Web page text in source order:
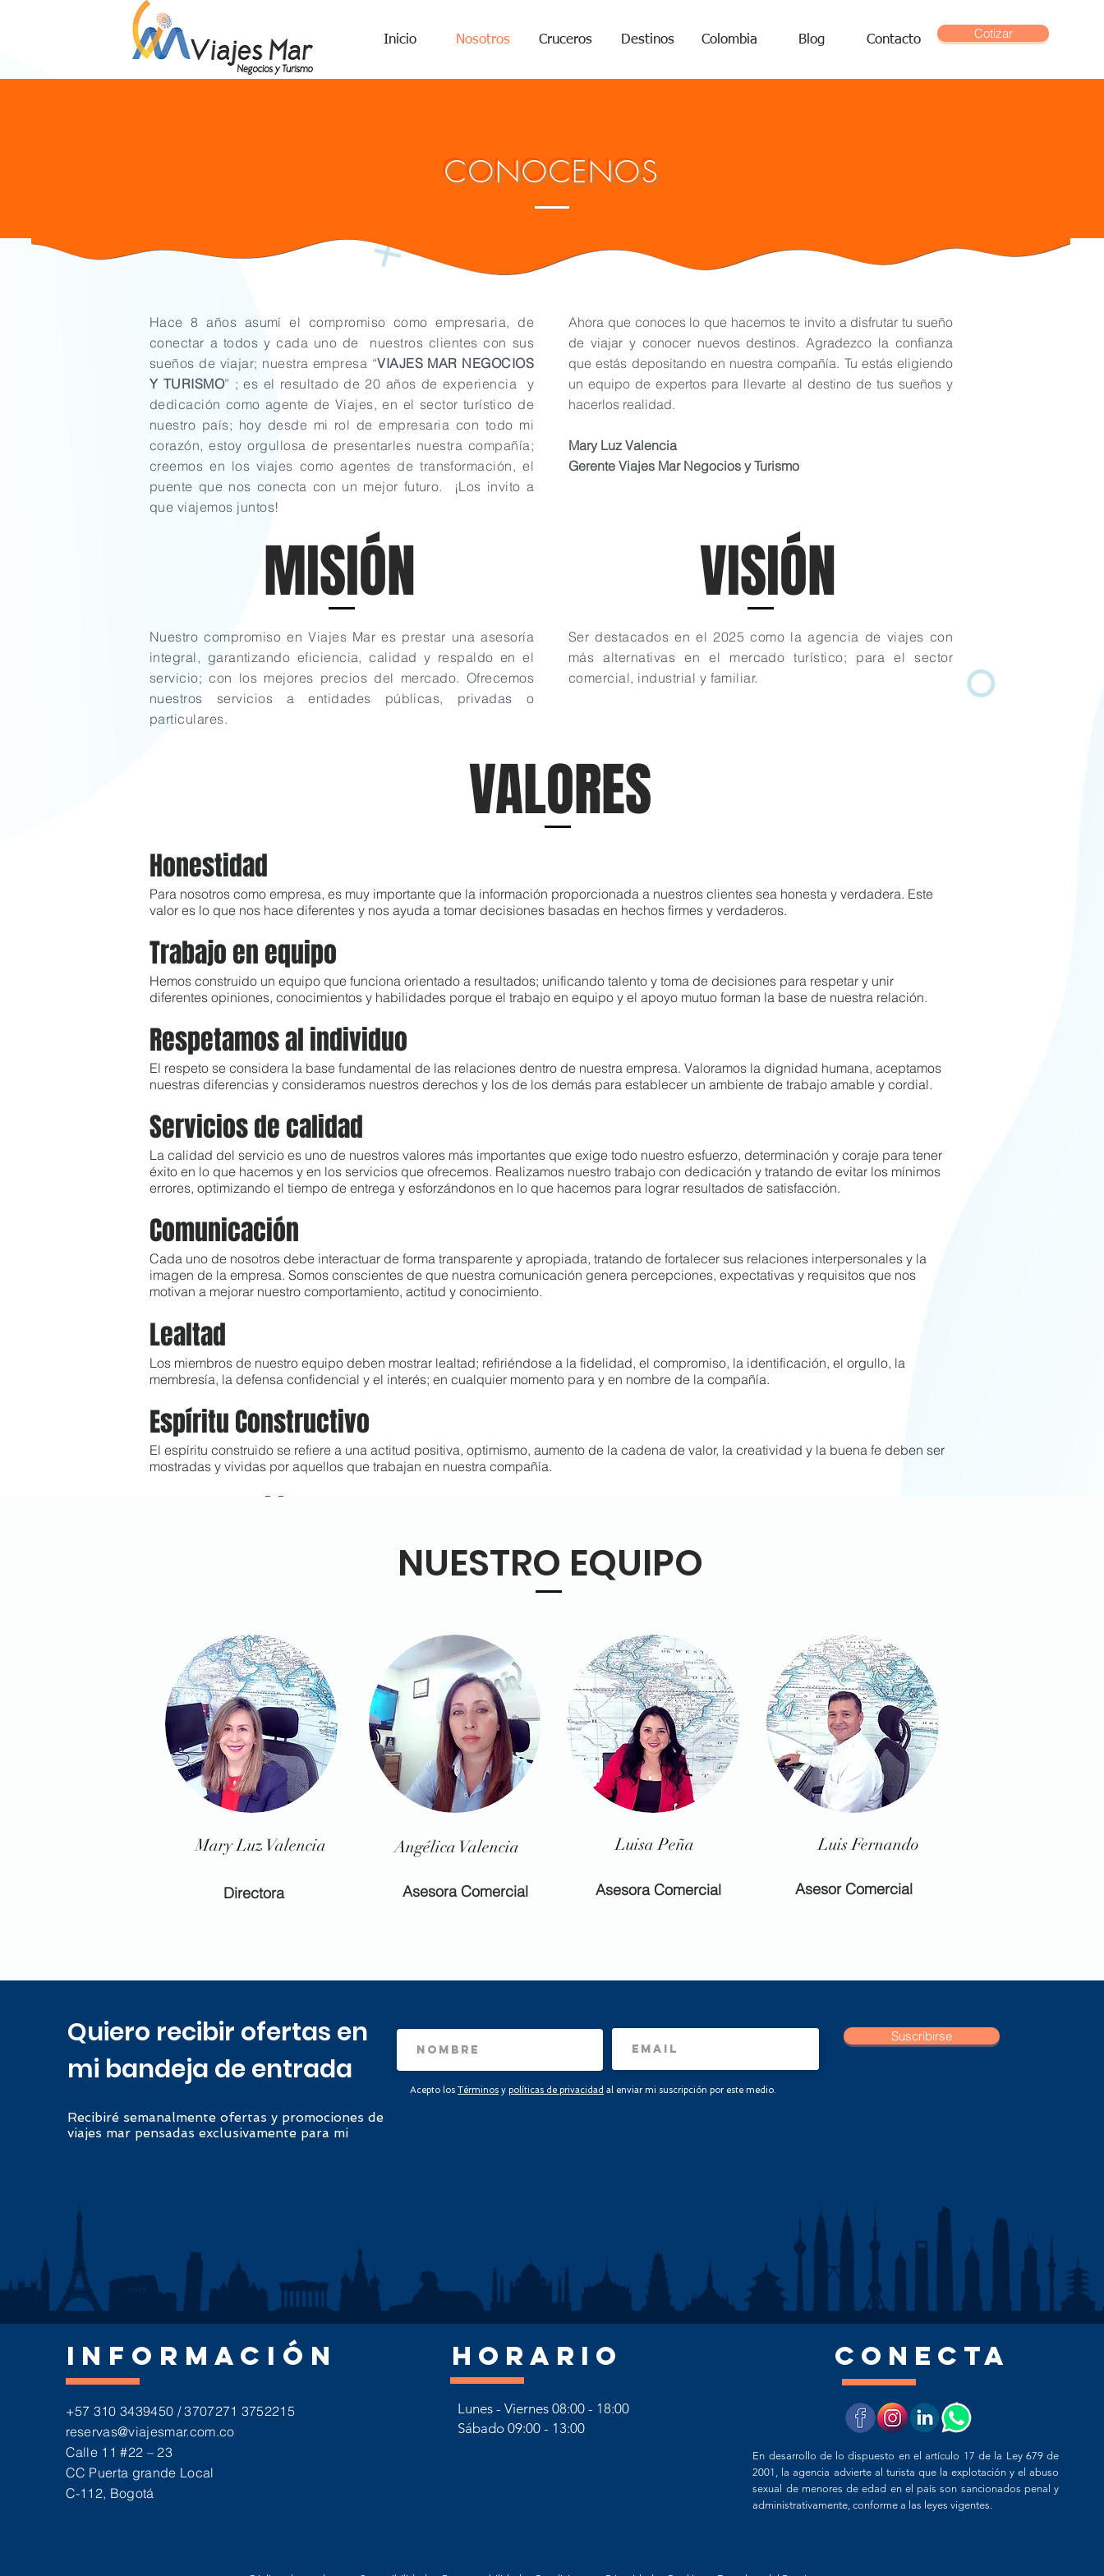
Inicio Nosotros Cruceros Destinos Colombia Blog Contacto Cotizar
CONOCENOS
Hace 8 años asumí el compromiso como empresaria, de
conectar a todos y cada uno de nuestros clientes con sus
sueños de viajar; nuestra empresa “VIAJES MAR NEGOCIOS
Y TURISMO” ; es el resultado de 20 años de experiencia y
dedicación como agente de Viajes, en el sector turístico de
nuestro país; hoy desde mi rol de empresaria con todo mi
corazón, estoy orgullosa de presentarles nuestra compañía;
creemos en los viajes como agentes de transformación, el
puente que nos conecta con un mejor futuro. ¡Los invito a
que viajemos juntos!
Ahora que conoces lo que hacemos te invito a disfrutar tu sueño
de viajar y conocer nuevos destinos. Agradezco la confianza
que estás depositando en nuestra compañía. Tu estás eligiendo
un equipo de expertos para llevarte al destino de tus sueños y
hacerlos realidad.
Mary Luz Valencia
Gerente Viajes Mar Negocios y Turismo
MISIÓN
Nuestro compromiso en Viajes Mar es prestar una asesoría
integral, garantizando eficiencia, calidad y respaldo en el
servicio; con los mejores precios del mercado. Ofrecemos
nuestros servicios a entidades públicas, privadas o
particulares.
VISIÓN
Ser destacados en el 2025 como la agencia de viajes con
más alternativas en el mercado turístico; para el sector
comercial, industrial y familiar.
VALORES
Honestidad
Para nosotros como empresa, es muy importante que la información proporcionada a nuestros clientes sea honesta y verdadera. Este
valor es lo que nos hace diferentes y nos ayuda a tomar decisiones basadas en hechos firmes y verdaderos.
Trabajo en equipo
Hemos construido un equipo que funciona orientado a resultados; unificando talento y toma de decisiones para respetar y unir
diferentes opiniones, conocimientos y habilidades porque el trabajo en equipo y el apoyo mutuo forman la base de nuestra relación.
Respetamos al individuo
El respeto se considera la base fundamental de las relaciones dentro de nuestra empresa. Valoramos la dignidad humana, aceptamos
nuestras diferencias y consideramos nuestros derechos y los de los demás para establecer un ambiente de trabajo amable y cordial.
Servicios de calidad
La calidad del servicio es uno de nuestros valores más importantes que exige todo nuestro esfuerzo, determinación y coraje para tener
éxito en lo que hacemos y en los servicios que ofrecemos. Realizamos nuestro trabajo con dedicación y tratando de evitar los mínimos
errores, optimizando el tiempo de entrega y esforzándonos en lo que hacemos para lograr resultados de satisfacción.
Comunicación
Cada uno de nosotros debe interactuar de forma transparente y apropiada, tratando de fortalecer sus relaciones interpersonales y la
imagen de la empresa. Somos conscientes de que nuestra comunicación genera percepciones, expectativas y requisitos que nos
motivan a mejorar nuestro comportamiento, actitud y conocimiento.
Lealtad
Los miembros de nuestro equipo deben mostrar lealtad; refiriéndose a la fidelidad, el compromiso, la identificación, el orgullo, la
membresía, la defensa confidencial y el interés; en cualquier momento para y en nombre de la compañía.
Espíritu Constructivo
El espíritu construido se refiere a una actitud positiva, optimismo, aumento de la cadena de valor, la creatividad y la buena fe deben ser
mostradas y vividas por aquellos que trabajan en nuestra compañía.
Responsabilidad
NUESTRO EQUIPO
Mary Luz Valencia
Directora
Angélica Valencia
Asesora Comercial
Luisa Peña
Asesora Comercial
Luis Fernando
Asesor Comercial
Quiero recibir ofertas en
mi bandeja de entrada
Recibiré semanalmente ofertas y promociones de
viajes mar pensadas exclusivamente para mi
Acepto los Términos y políticas de privacidad al enviar mi suscripción por este medio.
Suscribirse
INFORMACIÓN
+57 310 3439450 / 3707271 3752215
reservas@viajesmar.com.co
Calle 11 #22 – 23
CC Puerta grande Local
C-112, Bogotá
HORARIO
Lunes - Viernes 08:00 - 18:00
Sábado09:00 - 13:00
CONECTA
En desarrollo de lo dispuesto en el artículo 17 de la Ley 679 de
2001, la agencia advierte al turista que la explotación y el abuso
sexual de menores de edad en el país son sancionados penal y
administrativamente, conforme a las leyes vigentes.